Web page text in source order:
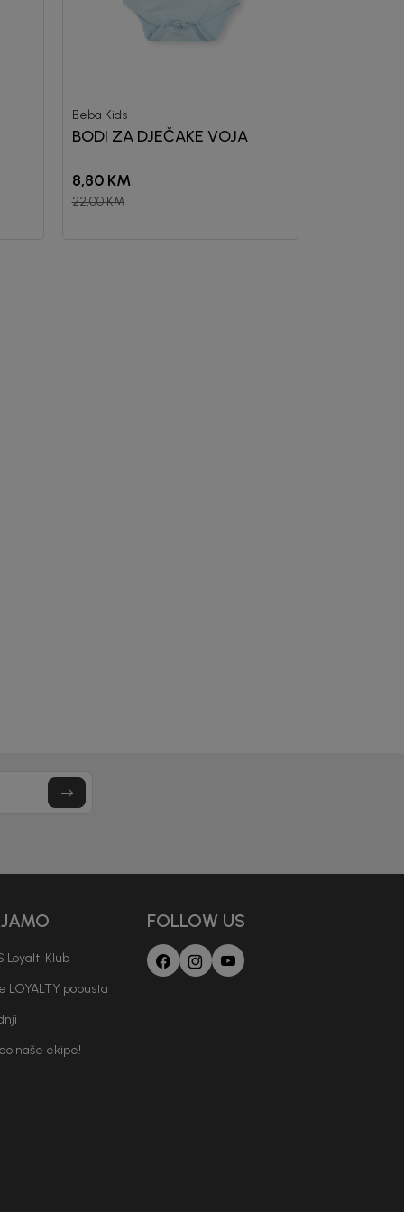
Beba Kids
BODI ZA DJEČAKE VOJA
8,80 KM
22,00KM
Loyalti Klub
LOYALTY popusta
naše ekipe!
FOLLOW US